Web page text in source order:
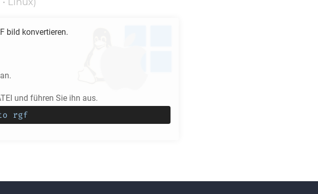
bild konvertieren.
und führen Sie ihn aus.
to rgf